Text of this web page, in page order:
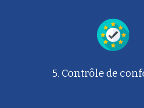
5. Contrôle de